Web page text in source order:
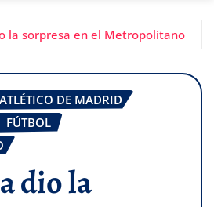
la sorpresa en el Metropolitano
ATLÉTICO DE MADRID
FÚTBOL
dio la